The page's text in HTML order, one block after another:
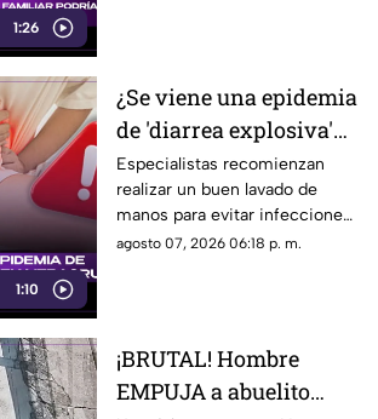
1:26
1:10
¿Se viene una epidemia
de 'diarrea explosiva'
en Veracruz? Esto se
sabe
Especialistas recomienzan
realizar un buen lavado de
manos para evitar infecciones
que puedan desatar la famosa
agosto 07, 2026 06:18 p. m.
¡BRUTAL! Hombre
EMPUJA a abuelito